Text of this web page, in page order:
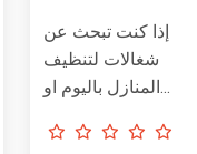
إذا كنت تبحث عن
شغالات لتنظيف
المنازل باليوم او...